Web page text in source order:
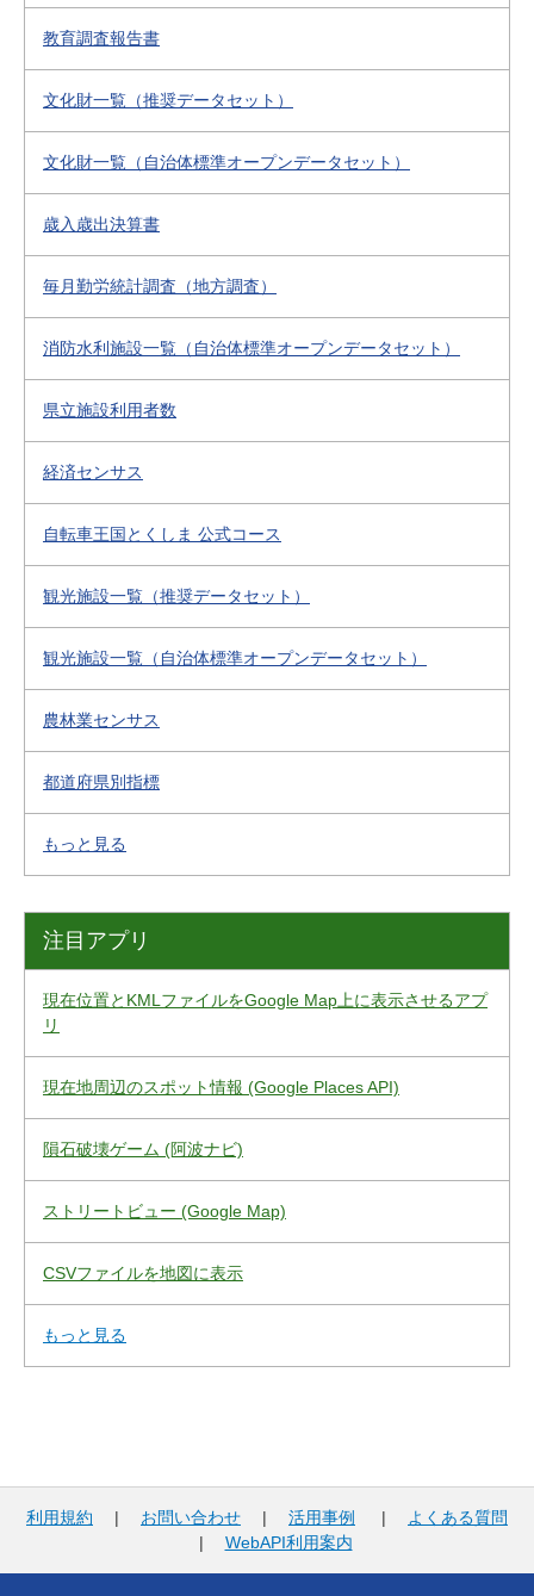
教育調査報告書
文化財一覧（推奨データセット）
文化財一覧（自治体標準オープンデータセット）
歳入歳出決算書
毎月勤労統計調査（地方調査）
消防水利施設一覧（自治体標準オープンデータセット）
県立施設利用者数
経済センサス
自転車王国とくしま 公式コース
観光施設一覧（推奨データセット）
観光施設一覧（自治体標準オープンデータセット）
農林業センサス
都道府県別指標
もっと見る
注目アプリ
現在位置とKMLファイルをGoogle Map上に表示させるアプ
リ
現在地周辺のスポット情報 (Google Places API)
隕石破壊ゲーム (阿波ナビ)
ストリートビュー (Google Map)
CSVファイルを地図に表示
もっと見る
利用規約 | お問い合わせ | 活用事例 |
よくある質問
| WebAPI利用案内